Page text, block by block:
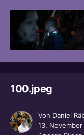
100.jpeg
Von Daniel
13.